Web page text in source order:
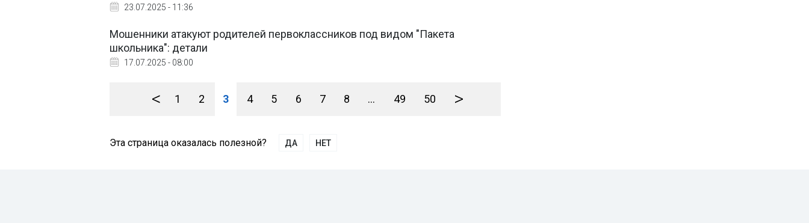
23.07.2025 - 11:36
Мошенники атакуют родителей первоклассников под видом "Пакета
школьника": детали
17.07.2025 - 08:00
< 1 2 3 4 5 6 7 8 ... 49 50 >
Эта страница оказалась полезной? ДА НЕТ